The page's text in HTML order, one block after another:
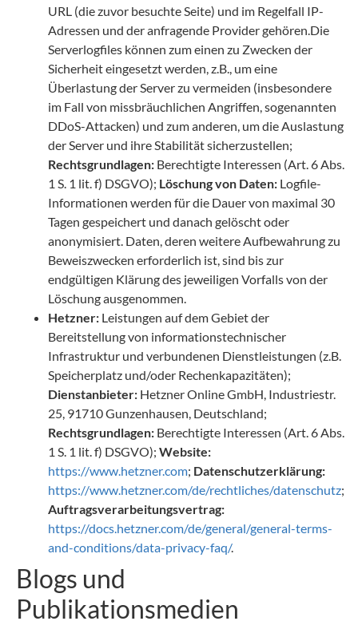
URL (die zuvor besuchte Seite) und im Regelfall IP-
Adressen und der anfragende Provider gehören.Die
Serverlogfiles können zum einen zu Zwecken der
Sicherheit eingesetzt werden, z.B., um eine
Überlastung der Server zu vermeiden (insbesondere
im Fall von missbräuchlichen Angriffen, sogenannten
DDoS-Attacken) und zum anderen, um die Auslastung
der Server und ihre Stabilität sicherzustellen;
Rechtsgrundlagen: Berechtigte Interessen (Art. 6 Abs.
1 S. 1 lit. f) DSGVO); Löschung von Daten: Logfile-
Informationen werden für die Dauer von maximal 30
Tagen gespeichert und danach gelöscht oder
anonymisiert. Daten, deren weitere Aufbewahrung zu
Beweiszwecken erforderlich ist, sind bis zur
endgültigen Klärung des jeweiligen Vorfalls von der
Löschung ausgenommen.
Hetzner: Leistungen auf dem Gebiet der
Bereitstellung von informationstechnischer
Infrastruktur und verbundenen Dienstleistungen (z.B.
Speicherplatz und/oder Rechenkapazitäten);
Dienstanbieter: Hetzner Online GmbH, Industriestr.
25, 91710 Gunzenhausen, Deutschland;
Rechtsgrundlagen: Berechtigte Interessen (Art. 6 Abs.
1 S. 1 lit. f) DSGVO); Website:
https://www.hetzner.com; Datenschutzerklärung:
https://www.hetzner.com/de/rechtliches/datenschutz;
Auftragsverarbeitungsvertrag:
https://docs.hetzner.com/de/general/general-terms-
and-conditions/data-privacy-faq/.
Blogs und
Publikationsmedien